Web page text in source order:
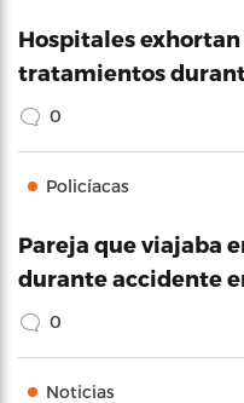
Hospitales
tratamientos
0
Policíacas
Pareja que viajaba
durante accidente
0
Noticias